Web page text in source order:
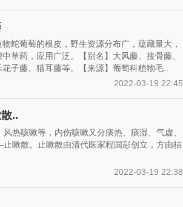
蛇葡萄的根皮，野生资源分布广，蕴藏量大，
草药，应用广泛。【别名】大风藤、接骨藤、
子藤、猫耳藤等。【来源】葡萄科植物毛..
2022-03-19 22:45
..
热咳嗽等，内伤咳嗽又分痰热、痰湿、气虚、
嗽散。止嗽散由清代医家程国彭创立，方由桔
2022-03-19 22:38